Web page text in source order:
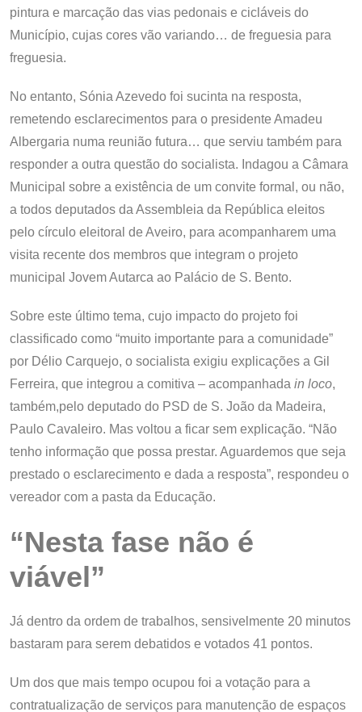
pintura e marcação das vias pedonais e cicláveis do
Município, cujas cores vão variando… de freguesia para
freguesia.
No entanto, Sónia Azevedo foi sucinta na resposta,
remetendo esclarecimentos para o presidente Amadeu
Albergaria numa reunião futura… que serviu também para
responder a outra questão do socialista. Indagou a Câmara
Municipal sobre a existência de um convite formal, ou não,
a todos deputados da Assembleia da República eleitos
pelo círculo eleitoral de Aveiro, para acompanharem uma
visita recente dos membros que integram o projeto
municipal Jovem Autarca ao Palácio de S. Bento.
Sobre este último tema, cujo impacto do projeto foi
classificado como “muito importante para a comunidade”
por Délio Carquejo, o socialista exigiu explicações a Gil
Ferreira, que integrou a comitiva – acompanhada in loco,
também,pelo deputado do PSD de S. João da Madeira,
Paulo Cavaleiro. Mas voltou a ficar sem explicação. “Não
tenho informação que possa prestar. Aguardemos que seja
prestado o esclarecimento e dada a resposta”, respondeu o
vereador com a pasta da Educação.
“Nesta fase não é
viável”
Já dentro da ordem de trabalhos, sensivelmente 20 minutos
bastaram para serem debatidos e votados 41 pontos.
Um dos que mais tempo ocupou foi a votação para a
contratualização de serviços para manutenção de espaços